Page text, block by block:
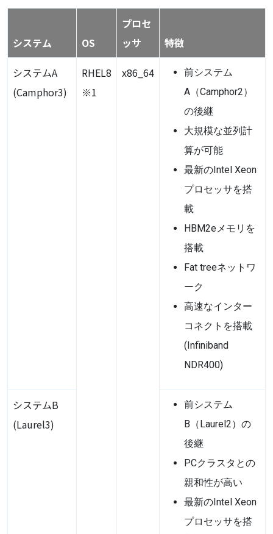
システム OS
プロセ
ッサ
特徴
システムA
(Camphor3)
RHEL8
※1
x86_64
前システム
A（Camphor2）
の後継
大規模な並列計
算が可能
最新のIntel Xeon
プロセッサを搭
載
HBM2eメモリを
搭載
Fat treeネットワ
ーク
高速なインター
コネクトを搭載
(Infiniband
NDR400)
システムB
(Laurel3)
前システム
B（Laurel2）の
後継
PCクラスタとの
親和性が高い
最新のIntel Xeon
プロセッサを搭